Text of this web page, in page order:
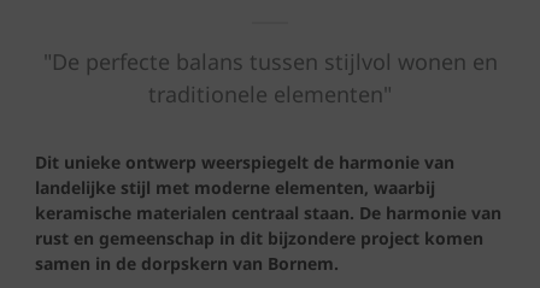
"De perfecte balans tussen stijlvol wonen en
traditionele elementen"
Dit unieke ontwerp weerspiegelt de harmonie van
landelijke stijl met moderne elementen, waarbij
keramische materialen centraal staan. De harmonie van
rust en gemeenschap in dit bijzondere project komen
samen in de dorpskern van Bornem.